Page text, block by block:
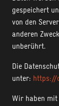
gespeichert
von den
anderen
unberührt.
Die
unter: https://
Wir haben mit